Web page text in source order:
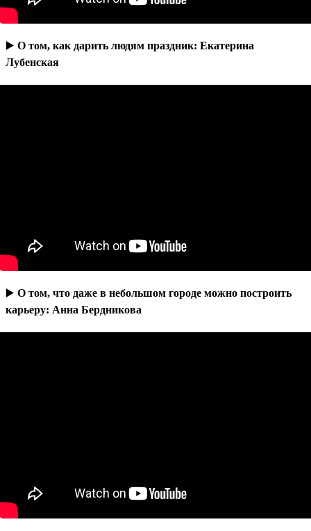
▶️ О том, как дарить людям праздник: Екатерина
Лубенская
▶️ О том, что даже в небольшом городе можно построить
карьеру: Анна Бердникова